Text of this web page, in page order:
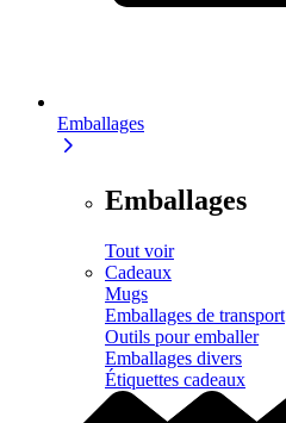
Emballages
Emballages
Tout voir
Cadeaux
Mugs
Emballages de transport
Outils pour emballer
Emballages divers
Étiquettes cadeaux